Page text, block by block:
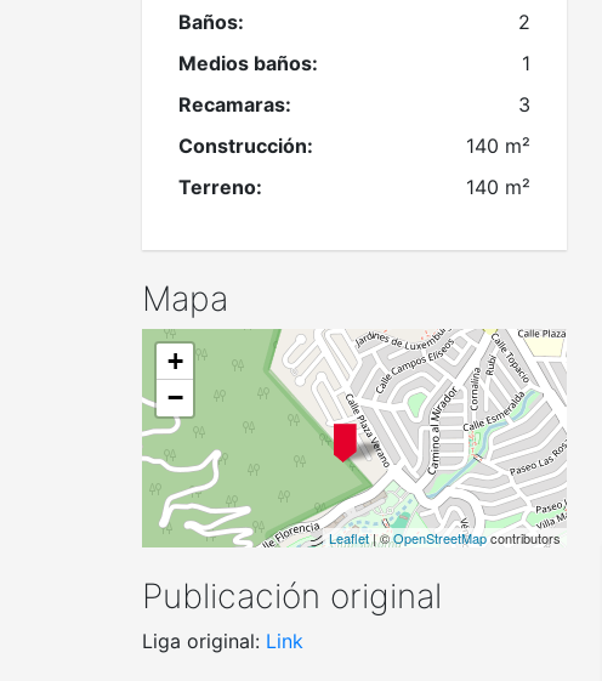
Baños:
2
Medios baños:
1
Recamaras:
3
Construcción:
140 m²
Terreno:
140 m²
Mapa
+
−
Leaflet| ©OpenStreetMapcontributors
Publicación original
Liga original: Link